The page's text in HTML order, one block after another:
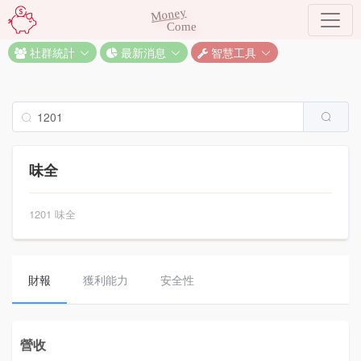
Money
Come
社群統計 最新消息 智慧工具
味全
1201 味全
財報 獲利能力 安全性
營收